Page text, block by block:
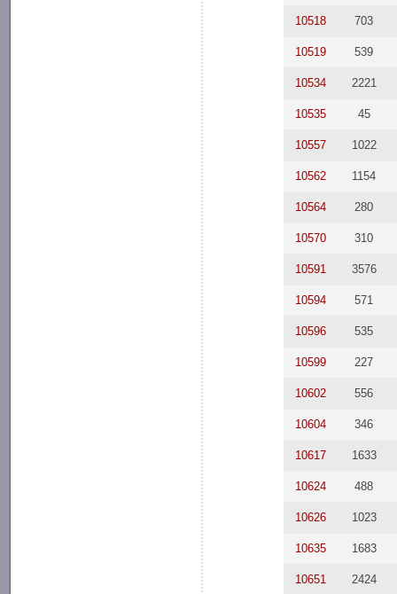
10518 703
10519 539
10534 2221
10535 45
10557 1022
10562 1154
10564 280
10570 310
10591 3576
10594 571
10596 535
10599 227
10602 556
10604 346
10617 1633
10624 488
10626 1023
10635 1683
10651 2424